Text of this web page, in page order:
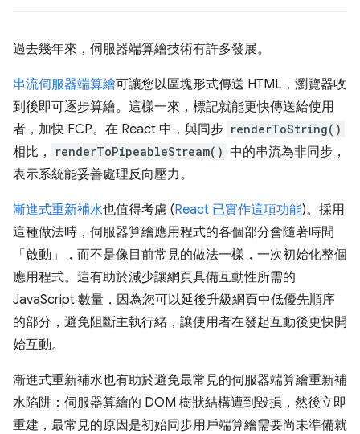
過去幾年來，伺服器端算繪技術有許多發展。
串流伺服器端算繪可讓您以區塊形式傳送 HTML，瀏覽器收
到後即可逐步算繪。這樣一來，標記就能更快傳送給使用
者，加快 FCP。在 React 中，與同步 renderToString()
相比， renderToPipeableStream() 中的串流為非同步，
表示系統能妥善處理反向壓力。
漸進式重新補水也值得考慮 (React 已實作這項功能)。採用
這種做法時，伺服器算繪應用程式的各個部分會隨著時間
「啟動」，而不是像目前常見的做法一樣，一次初始化整個
應用程式。這有助於減少讓網頁具備互動性所需的
JavaScript 數量，因為您可以延後升級網頁中低優先順序
的部分，避免阻斷主執行緒，讓使用者在發起互動後更快開
始互動。
漸進式重新補水也有助於避免最常見的伺服器端算繪重新補
水陷阱：伺服器算繪的 DOM 樹狀結構遭到毀損，然後立即
重建，最常見的原因是初始同步用戶端算繪需要尚未準備就